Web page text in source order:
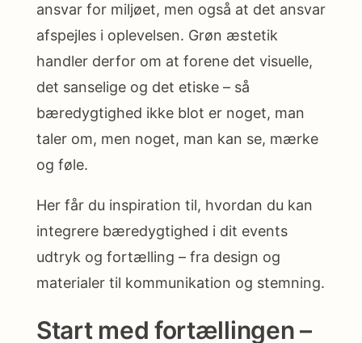
ansvar for miljøet, men også at det ansvar
afspejles i oplevelsen. Grøn æstetik
handler derfor om at forene det visuelle,
det sanselige og det etiske – så
bæredygtighed ikke blot er noget, man
taler om, men noget, man kan se, mærke
og føle.
Her får du inspiration til, hvordan du kan
integrere bæredygtighed i dit events
udtryk og fortælling – fra design og
materialer til kommunikation og stemning.
Start med fortællingen –